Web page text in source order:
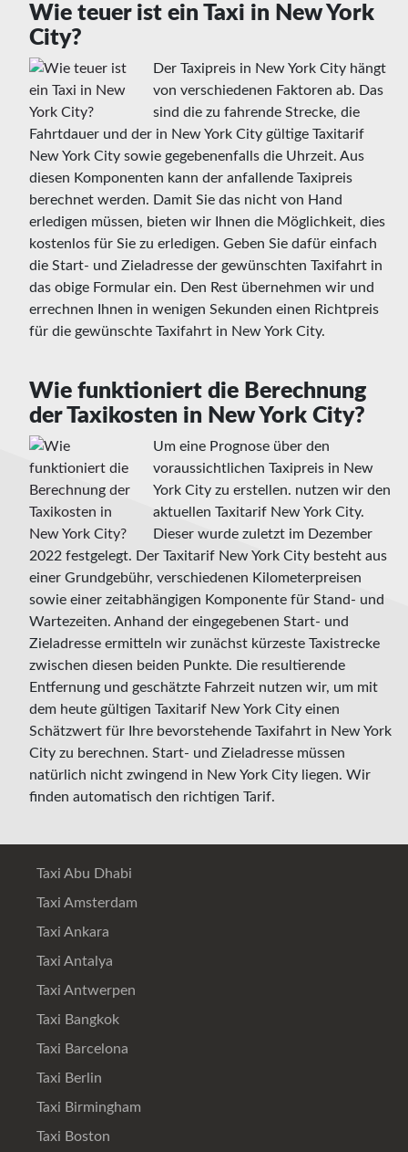
Wie teuer ist ein Taxi in New York
City?
Der Taxipreis in New York City hängt
von verschiedenen Faktoren ab. Das
sind die zu fahrende Strecke, die
Fahrtdauer und der in New York City gültige Taxitarif
New York City sowie gegebenenfalls die Uhrzeit. Aus
diesen Komponenten kann der anfallende Taxipreis
berechnet werden. Damit Sie das nicht von Hand
erledigen müssen, bieten wir Ihnen die Möglichkeit, dies
kostenlos für Sie zu erledigen. Geben Sie dafür einfach
die Start- und Zieladresse der gewünschten Taxifahrt in
das obige Formular ein. Den Rest übernehmen wir und
errechnen Ihnen in wenigen Sekunden einen Richtpreis
für die gewünschte Taxifahrt in New York City.
Wie funktioniert die Berechnung
der Taxikosten in New York City?
Um eine Prognose über den
voraussichtlichen Taxipreis in New
York City zu erstellen. nutzen wir den
aktuellen Taxitarif New York City.
Dieser wurde zuletzt im Dezember
2022 festgelegt. Der Taxitarif New York City besteht aus
einer Grundgebühr, verschiedenen Kilometerpreisen
sowie einer zeitabhängigen Komponente für Stand- und
Wartezeiten. Anhand der eingegebenen Start- und
Zieladresse ermitteln wir zunächst kürzeste Taxistrecke
zwischen diesen beiden Punkte. Die resultierende
Entfernung und geschätzte Fahrzeit nutzen wir, um mit
dem heute gültigen Taxitarif New York City einen
Schätzwert für Ihre bevorstehende Taxifahrt in New York
City zu berechnen. Start- und Zieladresse müssen
natürlich nicht zwingend in New York City liegen. Wir
finden automatisch den richtigen Tarif.
Taxi Abu Dhabi
Taxi Amsterdam
Taxi Ankara
Taxi Antalya
Taxi Antwerpen
Taxi Bangkok
Taxi Barcelona
Taxi Berlin
Taxi Birmingham
Taxi Boston